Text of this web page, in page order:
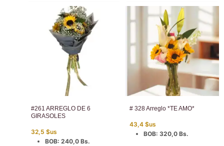
#261 ARREGLO DE 6
GIRASOLES
32,5 $us
BOB: 240,0 Bs.
# 328 Arreglo *TE AMO*
43,4 $us
BOB: 320,0 Bs.